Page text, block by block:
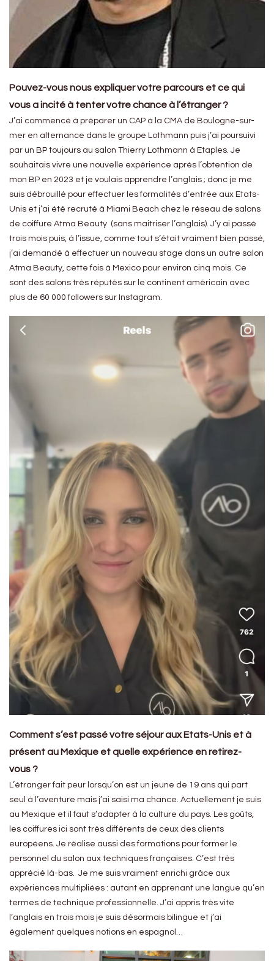
Pouvez-vous nous expliquer votre parcours et ce qui
vous a incité à tenter votre chance à l’étranger ?
J’ai commencé à préparer un CAP à la CMA de Boulogne-sur-
mer en alternance dans le groupe Lothmann puis j’ai poursuivi
par un BP toujours au salon Thierry Lothmann à Etaples. Je
souhaitais vivre une nouvelle expérience après l’obtention de
mon BP en 2023 et je voulais apprendre l’anglais ; donc je me
suis débrouillé pour effectuer les formalités d’entrée aux Etats-
Unis et j’ai été recruté à Miami Beach chez le réseau de salons
de coiffure Atma Beauty (sans maitriser l’anglais). J’y ai passé
trois mois puis, à l’issue, comme tout s’était vraiment bien passé,
j’ai demandé à effectuer un nouveau stage dans un autre salon
Atma Beauty, cette fois à Mexico pour environ cinq mois. Ce
sont des salons très réputés sur le continent américain avec
plus de 60 000 followers sur Instagram.
Comment s’est passé votre séjour aux Etats-Unis et à
présent au Mexique et quelle expérience en retirez-
vous ?
L’étranger fait peur lorsqu’on est un jeune de 19 ans qui part
seul à l’aventure mais j’ai saisi ma chance. Actuellement je suis
au Mexique et il faut s’adapter à la culture du pays. Les goûts,
les coiffures ici sont très différents de ceux des clients
européens. Je réalise aussi des formations pour former le
personnel du salon aux techniques françaises. C’est très
apprécié là-bas. Je me suis vraiment enrichi grâce aux
expériences multipliées : autant en apprenant une langue qu’en
termes de technique professionnelle. J’ai appris très vite
l’anglais en trois mois je suis désormais bilingue et j’ai
également quelques notions en espagnol…